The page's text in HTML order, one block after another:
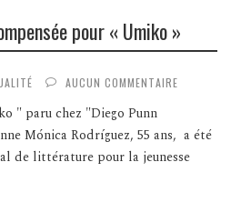
pour « Umiko »
AUCUN COMMENTAIRE
" paru chez "Diego Punn
Mónica Rodríguez, 55 ans, a été
de littérature pour la jeunesse